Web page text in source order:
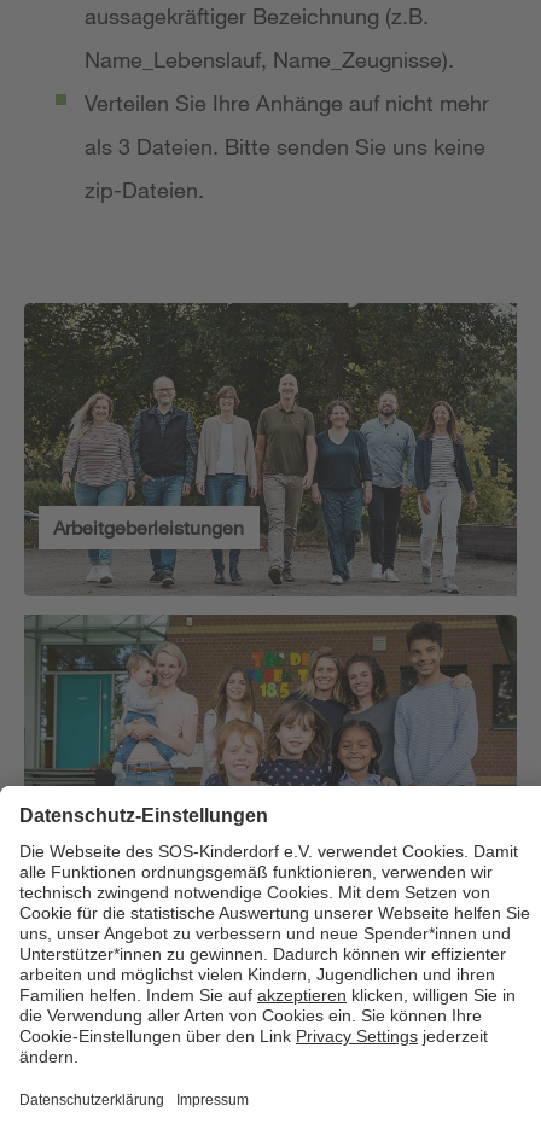
aussagekräftiger Bezeichnung (z.B.
Name_Lebenslauf, Name_Zeugnisse).
Verteilen Sie Ihre Anhänge auf nicht mehr
als 3 Dateien. Bitte senden Sie uns keine
zip-Dateien.
Arbeitgeberleistungen